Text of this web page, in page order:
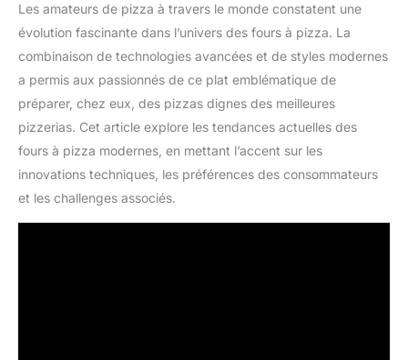
Les amateurs de pizza à travers le monde constatent une
évolution fascinante dans l’univers des fours à pizza. La
combinaison de technologies avancées et de styles modernes
a permis aux passionnés de ce plat emblématique de
préparer, chez eux, des pizzas dignes des meilleures
pizzerias. Cet article explore les tendances actuelles des
fours à pizza modernes, en mettant l’accent sur les
innovations techniques, les préférences des consommateurs
et les challenges associés.